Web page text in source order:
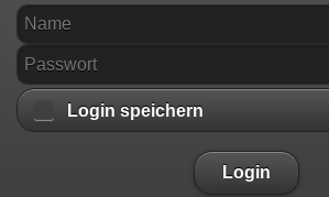
Login speichern
Login